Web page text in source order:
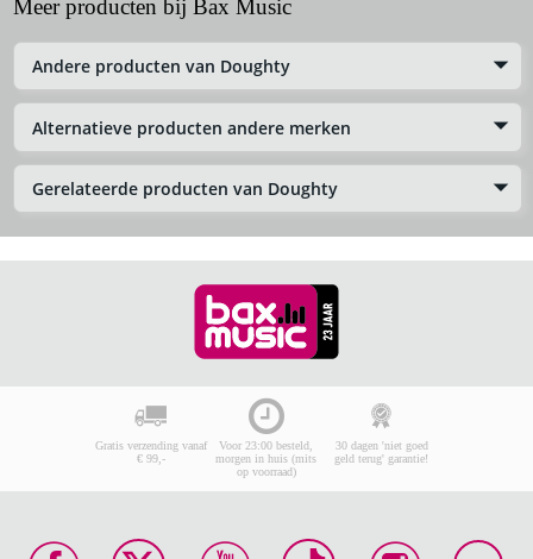
Meer producten bij Bax Music
Andere producten van Doughty
Alternatieve producten andere merken
Gerelateerde producten van Doughty
Gratis verzending vanaf
€ 99,-
Voor 23:00 besteld,
morgen in huis (mits
op voorraad)
30 dagen 'niet goed
geld terug' garantie!